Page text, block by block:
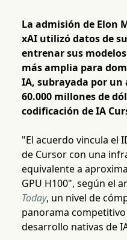
La admisión de Elon
xAI utilizó datos de
entrenar sus
más amplia para
IA, subrayada por un
60.000 millones de
codificación de IA
"El acuerdo vincula el
de Cursor con una
equivalente a
GPU H100", según el
Today, un nivel de
panorama
desarrollo nativas de